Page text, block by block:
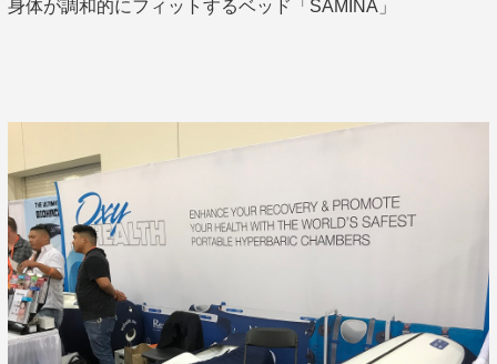
身体が調和的にフィットするベッド「SAMINA」